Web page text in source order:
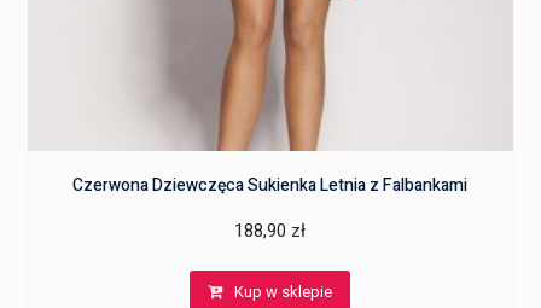
Czerwona Dziewczęca Sukienka Letnia z Falbankami
188,90 zł
Kup w sklepie